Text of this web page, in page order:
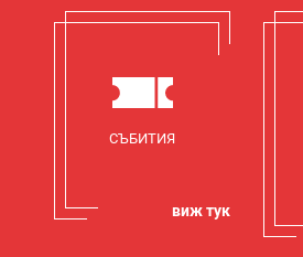
СЪБИТИЯ
виж тук